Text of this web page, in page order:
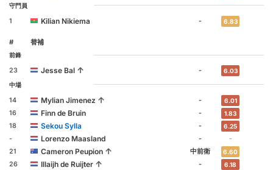
守門員
1
Kilian Nikiema - 6.83
# 替補
前鋒
23
Jesse Bal ↑ - 6.03
中場
14
Mylian Jimenez ↑ - 6.01
16 Finn de Bruin - 1.83
18 Sekou Sylla - 6.25
- Lorenzo Maasland -
-
21
Cameron Peupion ↑ 中前衛 6.60
26 Illaijh de Ruijter ↑ - 6.18